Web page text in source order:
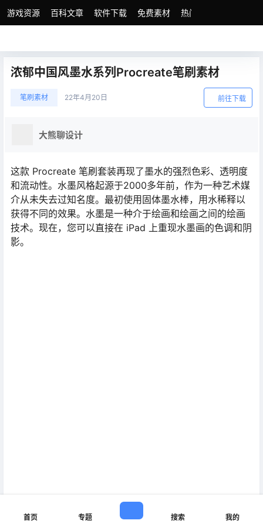
游戏资源 百科文章 软件下载 免费素材 热门素材分类
浓郁中国风墨水系列Procreate笔刷素材
笔刷素材 22年4月20日 前往下载
大熊聊设计
这款 Procreate 笔刷套装再现了墨水的强烈色彩、透明度
和流动性。水墨风格起源于2000多年前，作为一种艺术媒
介从未失去过知名度。最初使用固体墨水棒，用水稀释以
获得不同的效果。水墨是一种介于绘画和绘画之间的绘画
技术。现在，您可以直接在 iPad 上重现水墨画的色调和阴
影。
首页 专题 搜索 我的